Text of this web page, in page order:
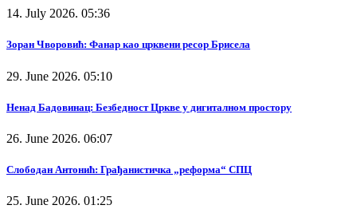
14. July 2026. 05:36
Зоран Чворовић: Фанар као црквени ресор Брисела
29. June 2026. 05:10
Ненад Бадовинац: Безбедност Цркве у дигиталном простору
26. June 2026. 06:07
Слободан Антонић: Грађанистичка „реформа“ СПЦ
25. June 2026. 01:25